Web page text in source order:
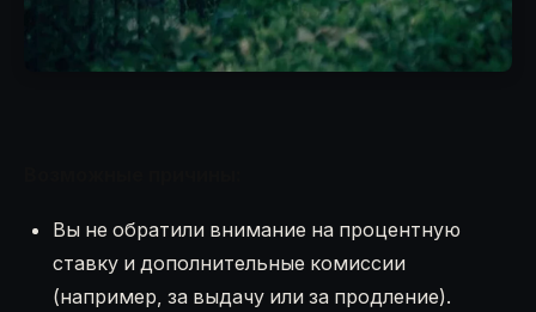
Вы не обратили внимание на процентную
ставку и дополнительные комиссии
(например, за выдачу или за продление).